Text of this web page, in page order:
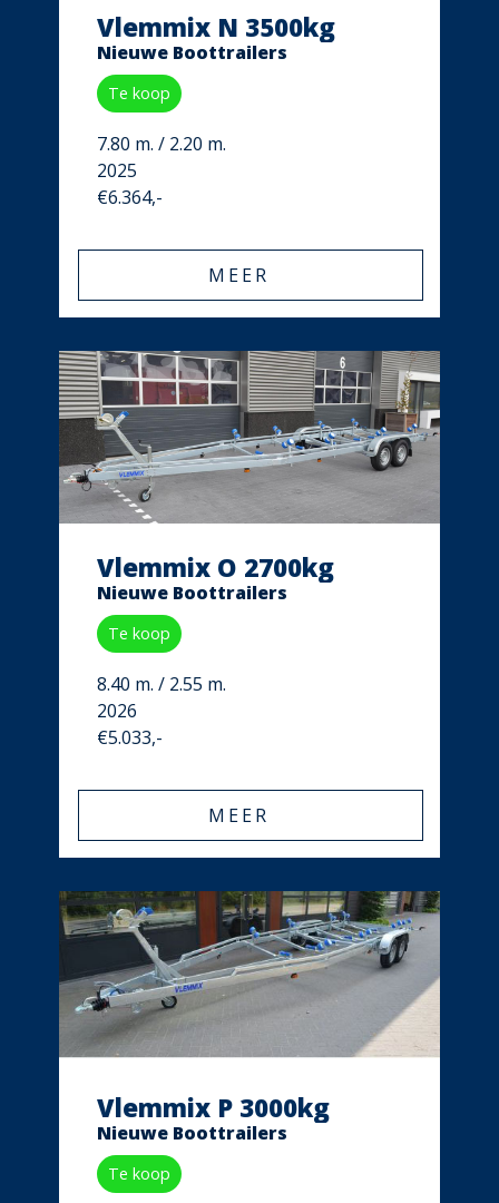
Vlemmix N 3500kg
Nieuwe Boottrailers
Te koop
7.80 m. / 2.20 m.
2025
€6.364,-
MEER
Vlemmix O 2700kg
Nieuwe Boottrailers
Te koop
8.40 m. / 2.55 m.
2026
€5.033,-
MEER
Vlemmix P 3000kg
Nieuwe Boottrailers
Te koop